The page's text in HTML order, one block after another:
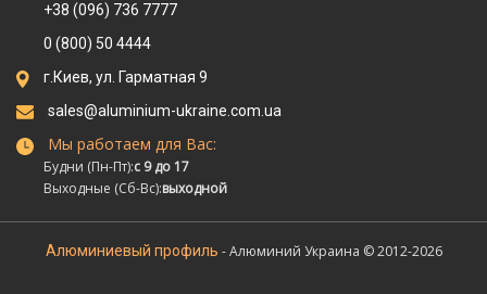
+38 (096) 736 7777
0 (800) 50 4444
г.Киев, ул. Гарматная 9
sales@aluminium-ukraine.com.ua
Мы работаем для Вас:
Будни (Пн-Пт):с 9 до 17
Выходные (Сб-Вс):выходной
Алюминиевый профиль - Алюминий Украина © 2012-2026